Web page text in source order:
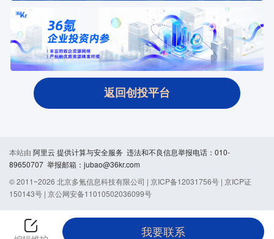
返回创投平台
我要联系
本站由 阿里云 提供计算与安全服务 违法和不良信息举报电话：010-
89650707 举报邮箱：jubao@36kr.com
© 2011~2026 北京多氪信息科技有限公司 | 京ICP备12031756号 | 京ICP证
150143号 | 京公网安备11010502036099号